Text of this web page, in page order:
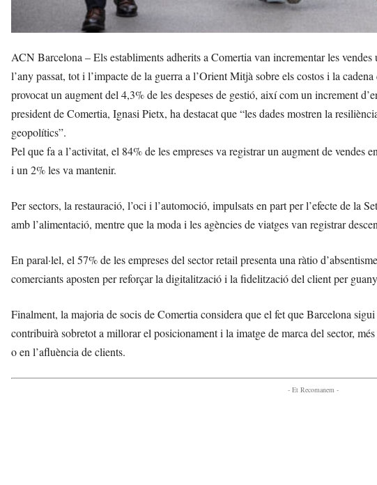
ACN Barcelona – Els establiments adherits a Comertia van incrementar les
l’any passat, tot i l’impacte de la guerra a l’Orient Mitjà sobre els costos i la
provocat un augment del 4,3% de les despeses de gestió, així com un increment
president de Comertia, Ignasi Pietx, ha destacat que “les dades mostren la
geopolítics”.
Pel que fa a l’activitat, el 84% de les empreses va registrar un augment de vendes
i un 2% les va mantenir.
Per sectors, la restauració, l’oci i l’automoció, impulsats en part per l’efecte de la
amb l’alimentació, mentre que la moda i les agències de viatges van registrar
En paral·lel, el 57% de les empreses del sector retail presenta una ràtio
comerciants aposten per reforçar la digitalització i la fidelització del client per
Finalment, la majoria de socis de Comertia considera que el fet que Barcelona
contribuirà sobretot a millorar el posicionament i la imatge de marca del sector,
o en l’afluència de clients.
- Et Recomanem -